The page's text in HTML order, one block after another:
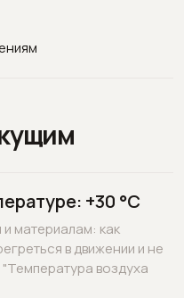
+30 °C
материалам: как
в движении и не
воздуха